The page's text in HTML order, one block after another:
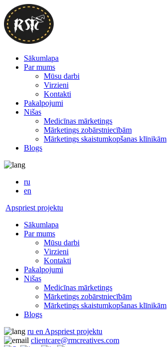
Sākumlapa
Par mums
Mūsu darbi
Virzieni
Kontakti
Pakalpojumi
Nišas
Medicīnas mārketings
Mārketings zobārstniecībām
Mārketings skaistumkopšanas klīnikām
Blogs
ru
en
Apspriest projektu
Sākumlapa
Par mums
Mūsu darbi
Virzieni
Kontakti
Pakalpojumi
Nišas
Medicīnas mārketings
Mārketings zobārstniecībām
Mārketings skaistumkopšanas klīnikām
Blogs
ru en Apspriest projektu
clientcare@rmcreatives.com